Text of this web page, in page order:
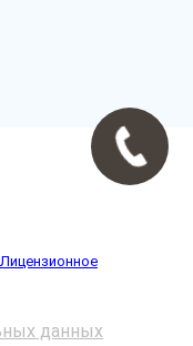
Лицензионное
данных